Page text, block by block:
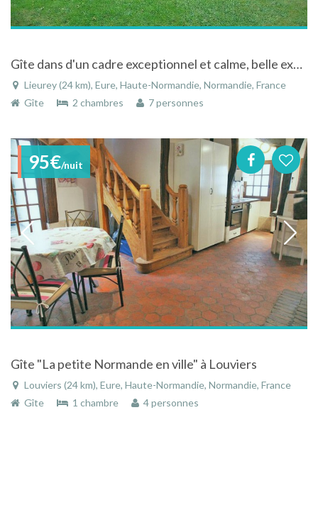
Gîte dans d'un cadre exceptionnel et calme, belle exposition à proximité de tous commerces.
Lieurey (24 km), Eure, Haute-Normandie, Normandie, France
Gîte
2 chambres 7 personnes
95€/nuit
Gîte "La petite Normande en ville" à Louviers
Louviers (24 km), Eure, Haute-Normandie, Normandie, France
Gîte
1 chambre 4 personnes